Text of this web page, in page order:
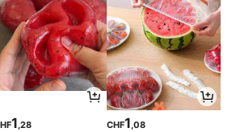
1 ,28 CHF1 ,08